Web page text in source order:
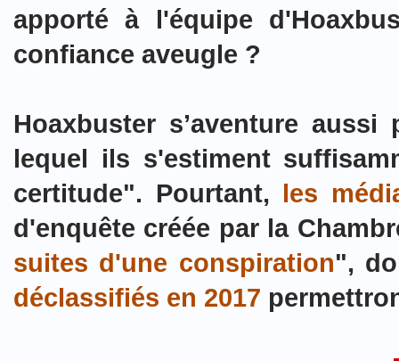
apporté à l'équipe
confiance aveugle ?
Hoaxbuster s’aventure
lequel ils s'estiment
certitude". Pourtant, les
d'enquête créée par la
suites d'une conspiration",
déclassifiés en 2017